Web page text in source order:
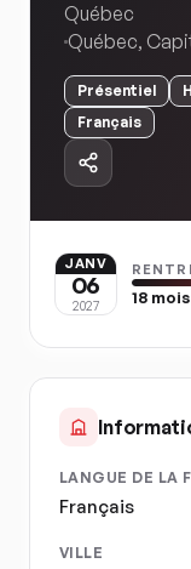
Québec
Québec,
Présentiel
Français
JANV
06
2027 18 mois
LANGUE DE LA
Français
VILLE